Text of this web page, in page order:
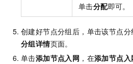
单击分配即可。
创建好节点分组后，单击该节点
分组详情页面。
单击添加节点入网 ，在添加节点入